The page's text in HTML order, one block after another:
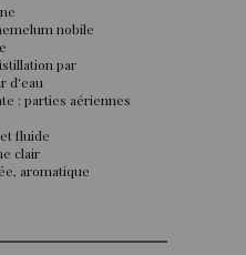
nobile
par
d'eau
: parties aériennes
fluide
clair
aromatique